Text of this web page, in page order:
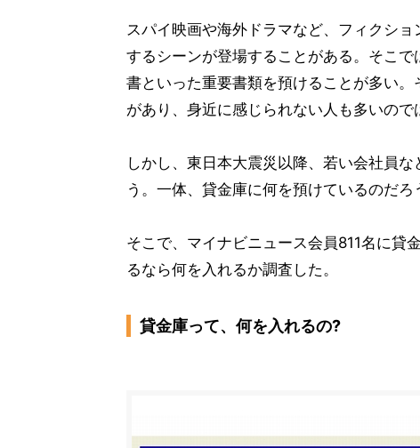
スパイ映画や海外ドラマなど、フィクシ
するシーンが登場することがある。そこ
書といった重要書類を預けることが多い
があり、身近に感じられない人も多いので
しかし、東日本大震災以降、若い会社員
う。一体、貸金庫に何を預けているのだろ
そこで、マイナビニュース会員811名に貸
るなら何を入れるか調査した。
貸金庫って、何を入れるの?